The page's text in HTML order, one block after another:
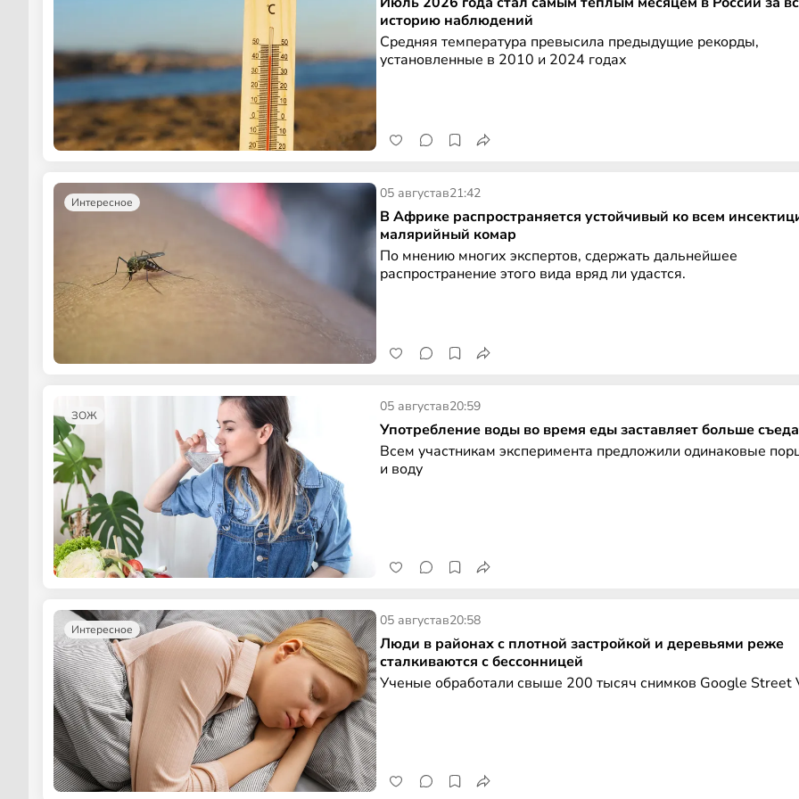
историю наблюдений
Средняя температура превысила предыдущие рекорды,
установленные в 2010 и 2024 годах
Интересное
05 августав21:42
В Африке распространяется устойчивый ко всем
малярийный комар
По мнению многих экспертов, сдержать дальнейшее
распространение этого вида вряд ли удастся.
ЗОЖ
05 августав20:59
Употребление воды во время еды заставляет больше
Всем участникам эксперимента предложили одинаковые
и воду
Интересное
05 августав20:58
Люди в районах с плотной застройкой и деревьями реже
сталкиваются с бессонницей
Ученые обработали свыше 200 тысяч снимков Google Street